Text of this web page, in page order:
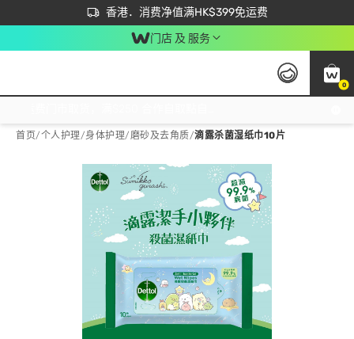
香港．消费净值满HK$399免运费
立即成为易赏钱会员尽享独家优惠
首次APP下单买满$450 输入 NEWAPP 即减$50
门店 及 服务
0
首页/个人护理/身体护理/磨砂及去角质/滴露杀菌湿纸巾10片